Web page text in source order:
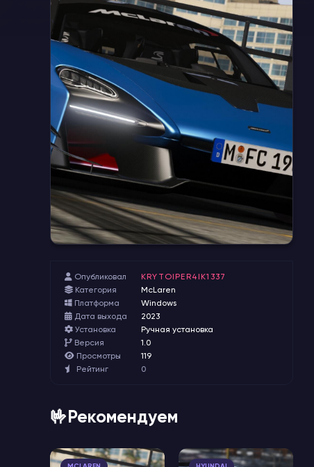
Опубликовал
KRYTOIPER4IK1337
Категория
McLaren
Платформа
Windows
Дата выхода
2023
Установка
Ручная установка
Версия
1.0
Просмотры
119
Рейтинг
0
🤟Рекомендуем